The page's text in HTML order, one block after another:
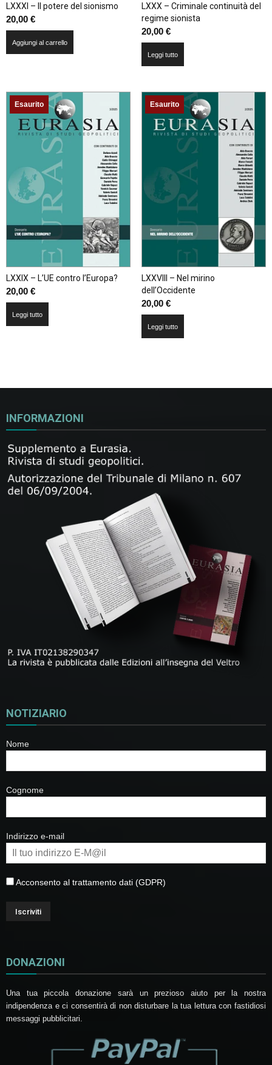
LXXXI – Il potere del sionismo
20,00 €
Aggiungi al carrello
LXXX – Criminale continuità del
regime sionista
20,00 €
Leggi tutto
Esaurito
LXXIX – L’UE contro l’Europa?
20,00 €
Leggi tutto
Esaurito
LXXVIII – Nel mirino
dell’Occidente
20,00 €
Leggi tutto
INFORMAZIONI
NOTIZIARIO
Nome
Cognome
Indirizzo e-mail
Acconsento al trattamento dati (GDPR)
DONAZIONI
Una tua piccola donazione sarà un prezioso aiuto per la nostra
indipendenza e ci consentirà di non disturbare la tua lettura con fastidiosi
messaggi pubblicitari.